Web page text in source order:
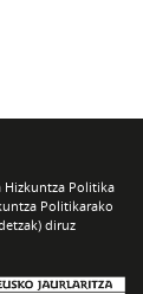
Hizkuntza Politika
Politikarako
diruz